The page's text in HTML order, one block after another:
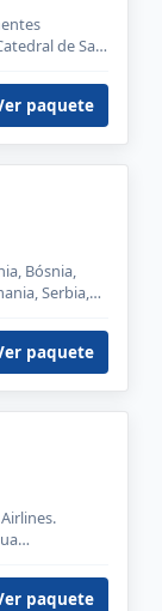
de San
paquete
Bósnia,
Serbia,
Shkoder,
paquete
paquete